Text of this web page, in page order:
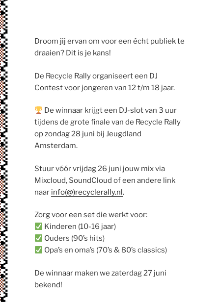
Droom jij ervan om voor een écht publiek te
draaien? Dit is je kans!
De Recycle Rally organiseert een DJ
Contest voor jongeren van 12 t/m 18 jaar.
De winnaar krijgt een DJ-slot van 3 uur
tijdens de grote finale van de Recycle Rally
op zondag 28 juni bij Jeugdland
Amsterdam.
Stuur vóór vrijdag 26 juni jouw mix via
Mixcloud, SoundCloud of een andere link
naar info(@)recyclerally.nl.
Zorg voor een set die werkt voor:
Kinderen (10-16 jaar)
Ouders (90’s hits)
Opa’s en oma’s (70’s & 80’s classics)
De winnaar maken we zaterdag 27 juni
bekend!